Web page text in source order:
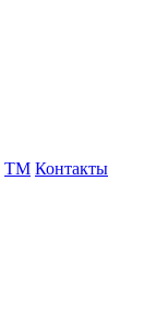
TM Контакты